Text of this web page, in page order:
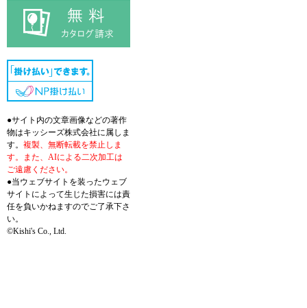
●サイト内の文章画像などの著作
物はキッシーズ株式会社に属しま
す。 複製、無断転載を禁止しま
す。また、AIによる二次加工は
ご遠慮ください。
●当ウェブサイトを装ったウェブ
サイトによって生じた損害には責
任を負いかねますのでご了承下さ
い。
©Kishi's Co., Ltd.